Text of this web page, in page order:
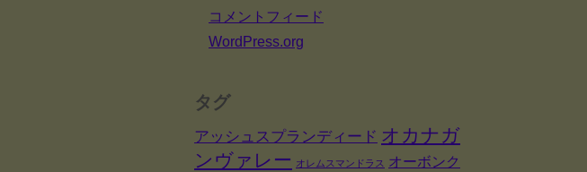
コメントフィード
WordPress.org
タグ
アッシュスプランディード オカナガ
ンヴァレー オレムスマンドラス オーボンク